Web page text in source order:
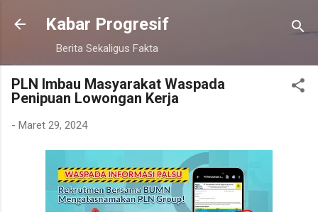
Langsung ke konten utama
Kabar Progresif
Berita Sekaligus Fakta
PLN Imbau Masyarakat Waspada
Penipuan Lowongan Kerja
- Maret 29, 2024